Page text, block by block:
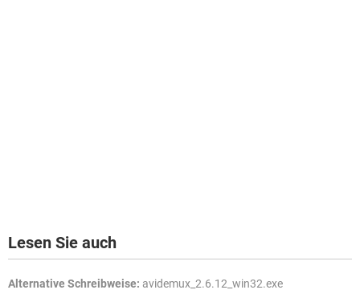
Lesen Sie auch
Alternative Schreibweise: avidemux_2.6.12_win32.exe